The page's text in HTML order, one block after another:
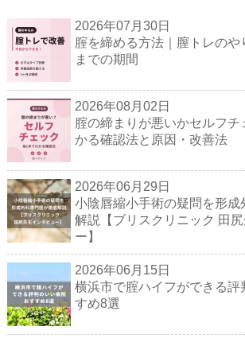
2026年07月30日
腟を締める方法｜膣トレのや
までの期間
2026年08月02日
腟の締まりが悪いかセルフ
かる確認法と原因・改善法
2026年06月29日
小陰唇縮小手術の疑問を形成
解説【ブリスクリニック 田
ー】
2026年06月15日
横浜市で腟ハイフができる評
すめ8選